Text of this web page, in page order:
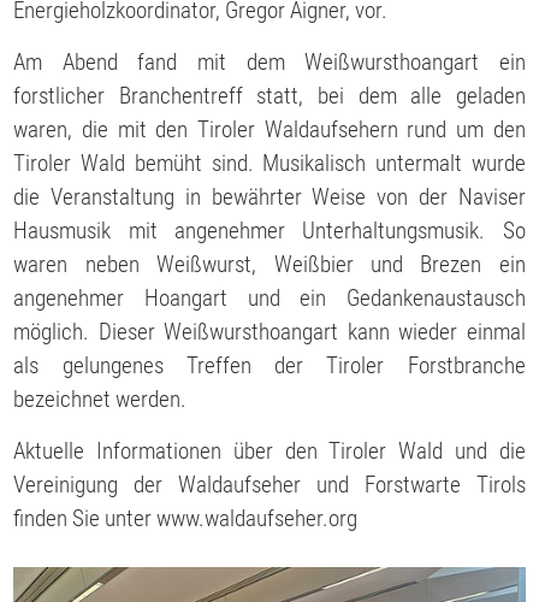
Energieholzkoordinator, Gregor Aigner, vor.
Am Abend fand mit dem Weißwursthoangart ein
forstlicher Branchentreff statt, bei dem alle geladen
waren, die mit den Tiroler Waldaufsehern rund um den
Tiroler Wald bemüht sind. Musikalisch untermalt wurde
die Veranstaltung in bewährter Weise von der Naviser
Hausmusik mit angenehmer Unterhaltungsmusik. So
waren neben Weißwurst, Weißbier und Brezen ein
angenehmer Hoangart und ein Gedankenaustausch
möglich. Dieser Weißwursthoangart kann wieder einmal
als gelungenes Treffen der Tiroler Forstbranche
bezeichnet werden.
Aktuelle Informationen über den Tiroler Wald und die
Vereinigung der Waldaufseher und Forstwarte Tirols
finden Sie unter www.waldaufseher.org